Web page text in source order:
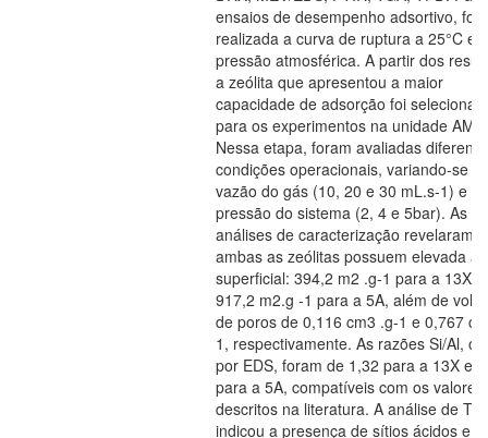
ensaios de desempenho adsortivo, foi
realizada a curva de ruptura a 25°C e
pressão atmosférica. A partir dos
a zeólita que apresentou a maior
capacidade de adsorção foi
para os experimentos na unidade AMP.
Nessa etapa, foram avaliadas
condições operacionais, variando-se a
vazão do gás (10, 20 e 30 mL.s-1) e a
pressão do sistema (2, 4 e 5bar). As
análises de caracterização revelaram
ambas as zeólitas possuem elevada
superficial: 394,2 m2 .g-1 para a 13X e
917,2 m2.g -1 para a 5A, além de
de poros de 0,116 cm3 .g-1 e 0,767
1, respectivamente. As razões Si/Al,
por EDS, foram de 1,32 para a 13X e
para a 5A, compatíveis com os valores
descritos na literatura. A análise de
indicou a presença de sítios ácidos e